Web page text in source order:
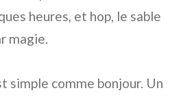
heures, et hop, le sable
magie.
simple comme bonjour. Un